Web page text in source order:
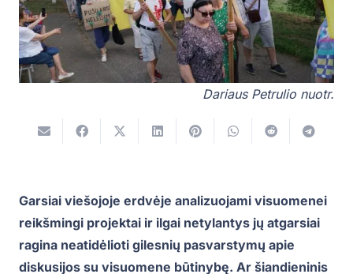
Dariaus Petrulio nuotr.
Garsiai viešojoje erdvėje analizuojami visuomenei
reikšmingi projektai ir ilgai netylantys jų atgarsiai
ragina neatidėlioti gilesnių pasvarstymų apie
diskusijos su visuomene būtinybę. Ar šiandieninis